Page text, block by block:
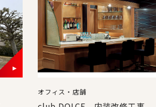
オフィス・店舗